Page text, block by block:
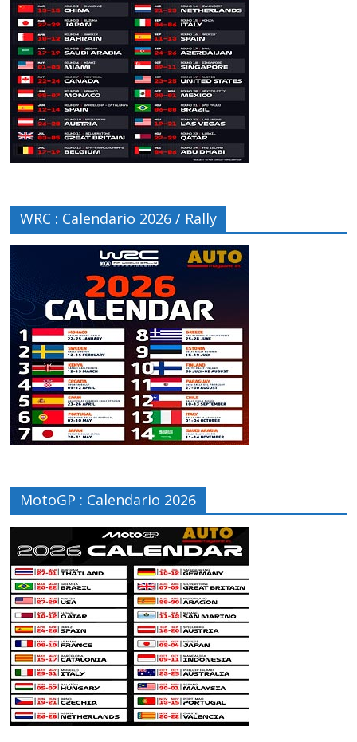
WRC : Calendario 2026 / Rally
MotoGP : Calendario 2026